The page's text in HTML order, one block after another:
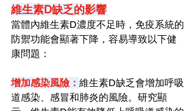
維生素D缺乏的影響
當體內維生素D濃度不足時，免疫系統的
防禦功能會顯著下降，容易導致以下健
康問題：
增加感染風險： 維生素D缺乏會增加呼吸
道感染、感冒和肺炎的風險。研究顯